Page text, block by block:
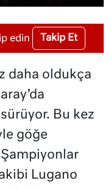
edin Takip Et
daha oldukça
Bu kez
göğe
Lugano